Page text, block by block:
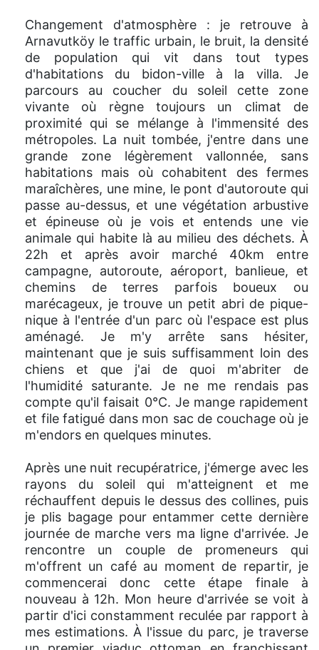
Changement d'atmosphère : je retrouve à
Arnavutköy le traffic urbain, le bruit, la densité
de population qui vit dans tout types
d'habitations du bidon-ville à la villa. Je
parcours au coucher du soleil cette zone
vivante où règne toujours un climat de
proximité qui se mélange à l'immensité des
métropoles. La nuit tombée, j'entre dans une
grande zone légèrement vallonnée, sans
habitations mais où cohabitent des fermes
maraîchères, une mine, le pont d'autoroute qui
passe au-dessus, et une végétation arbustive
et épineuse où je vois et entends une vie
animale qui habite là au milieu des déchets. À
22h et après avoir marché 40km entre
campagne, autoroute, aéroport, banlieue, et
chemins de terres parfois boueux ou
marécageux, je trouve un petit abri de pique-
nique à l'entrée d'un parc où l'espace est plus
aménagé. Je m'y arrête sans hésiter,
maintenant que je suis suffisamment loin des
chiens et que j'ai de quoi m'abriter de
l'humidité saturante. Je ne me rendais pas
compte qu'il faisait 0°C. Je mange rapidement
et file fatigué dans mon sac de couchage où je
m'endors en quelques minutes.
Après une nuit recupératrice, j'émerge avec les
rayons du soleil qui m'atteignent et me
réchauffent depuis le dessus des collines, puis
je plis bagage pour entammer cette dernière
journée de marche vers ma ligne d'arrivée. Je
rencontre un couple de promeneurs qui
m'offrent un café au moment de repartir, je
commencerai donc cette étape finale à
nouveau à 12h. Mon heure d'arrivée se voit à
partir d'ici constamment reculée par rapport à
mes estimations. À l'issue du parc, je traverse